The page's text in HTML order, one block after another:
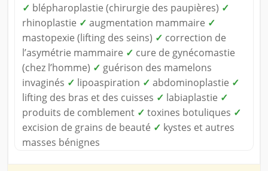
✓ blépharoplastie (chirurgie des paupières) ✓
rhinoplastie ✓ augmentation mammaire ✓
mastopexie (lifting des seins) ✓ correction de
l’asymétrie mammaire ✓ cure de gynécomastie
(chez l’homme) ✓ guérison des mamelons
invaginés ✓ lipoaspiration ✓ abdominoplastie ✓
lifting des bras et des cuisses ✓ labiaplastie ✓
produits de comblement ✓ toxines botuliques ✓
excision de grains de beauté ✓ kystes et autres
masses bénignes